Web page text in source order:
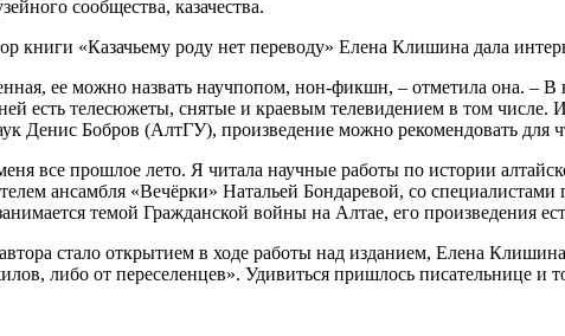
сообщества, казачества.
книги «Казачьему роду нет переводу» Елена Клишина дала
ее можно назвать научпопом, нон-фикшн, – отметила она. –
есть телесюжеты, снятые и краевым телевидением в том числе.
Денис Бобров (АлтГУ), произведение можно рекомендовать для
все прошлое лето. Я читала научные работы по истории
ансамбля «Вечёрки» Натальей Бондаревой, со
темой Гражданской войны на Алтае, его произведения
стало открытием в ходе работы над изданием, Елена
либо от переселенцев». Удивиться пришлось писательнице и